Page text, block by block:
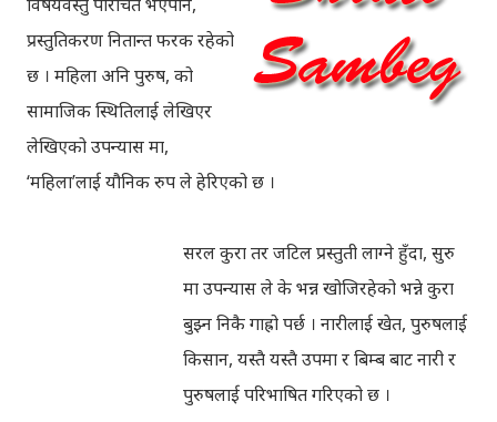
प्रस्तुतिकरण नितान्त फरक रहेको
छ । महिला अनि पुरुष, को
सामाजिक स्थितिलाई लेखिएर
लेखिएको उपन्यास मा,
‘महिला’लाई यौनिक रुप ले हेरिएको छ ।
सरल कुरा तर जटिल प्रस्तुती लाग्ने हुँदा, सुरु
मा उपन्यास ले के भन्न खोजिरहेको भन्ने कुरा
बुझ्न निकै गाह्रो पर्छ । नारीलाई खेत, पुरुषलाई
किसान, यस्तै यस्तै उपमा र बिम्ब बाट नारी र
पुरुषलाई परिभाषित गरिएको छ ।